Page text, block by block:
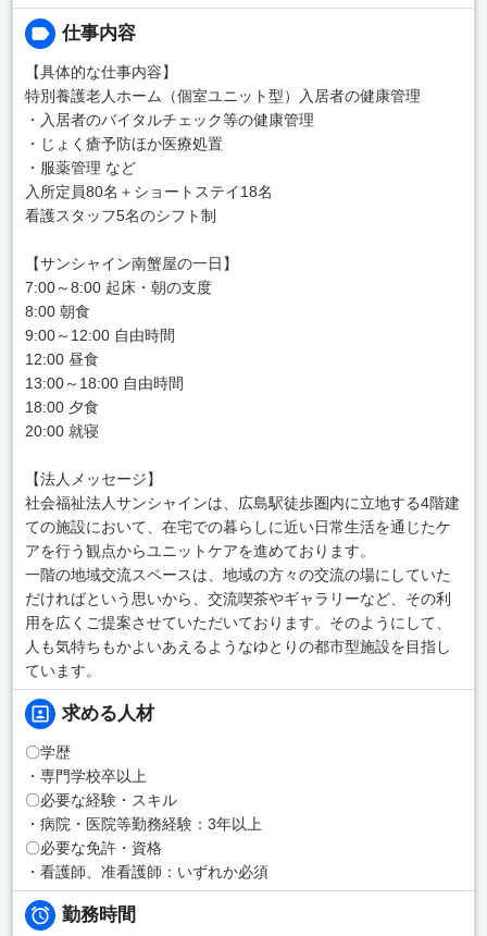
仕事内容
【具体的な仕事内容】
特別養護老人ホーム（個室ユニット型）入居者の健康管理
・入居者のバイタルチェック等の健康管理
・じょく瘡予防ほか医療処置
・服薬管理 など
入所定員80名＋ショートステイ18名
看護スタッフ5名のシフト制
【サンシャイン南蟹屋の一日】
7:00～8:00 起床・朝の支度
8:00 朝食
9:00～12:00 自由時間
12:00 昼食
13:00～18:00 自由時間
18:00 夕食
20:00 就寝
【法人メッセージ】
社会福祉法人サンシャインは、広島駅徒歩圏内に立地する4階建
ての施設において、在宅での暮らしに近い日常生活を通じたケ
アを行う観点からユニットケアを進めております。
一階の地域交流スペースは、地域の方々の交流の場にしていた
だければという思いから、交流喫茶やギャラリーなど、その利
用を広くご提案させていただいております。そのようにして、
人も気特ちもかよいあえるようなゆとりの都市型施設を目指し
ています。
求める人材
〇学歴
・専門学校卒以上
〇必要な経験・スキル
・病院・医院等勤務経験：3年以上
〇必要な免許・資格
・看護師、准看護師：いずれか必須
勤務時間